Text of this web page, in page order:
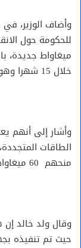
وأضاف الوزير،
ميغاواط جديدة،
خلال 15 شهرا وهو ما قال إنه سيرفع إنتاجها من 180 إلى 240.
الطاقات
منحهم 60 ميغاواط من الطاقة الشمسية وتخزينها”.
وقال ولد خالد
حيث تم تنفيذه